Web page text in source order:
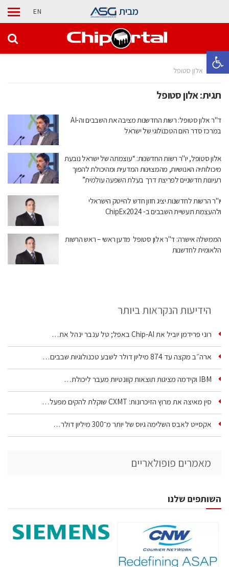
פתח סרגל נגישות
מבית EN
בית אלון סטופל
תגית:אלון סטופל
ד"ר אלון סטופל: רשות החדשנות מציבה את השבבים וה-AI
במרכז סדר היום הטכנולוגי של ישראל
אלון סטופל, יו"ר רשות החדשנות: “עוצמתה של ישראל נובעת
מיכולותיה האנושיות, מהמצוינות המדעית ומהיכולת להפוך
רעיונות חדשניים לפריצת דרך בעלת השפעה עולמית”
יו"ר הרשות לחדשנות יציג חזון חדש להייטק הישראלי
ולהעצמת תעשיית השבבים ב- ChipEx2024
הממשלה אישרה: ד"ר אלון סטופל מדען ראשי – ראש הרשות
הלאומית לחדשנות
הידיעות הנקראות ביותר
רוני פרידמן יוביל את Chip‑AI באפל; טל ענבר ינהל את…
ארה״ב מקצה עד 874 מיליון דולר לשבע טכנולוגיות שבבים…
IBM וקידמה מציגות תוצאות קוונטיות מעבר ליכולת…
סין מאיצה את מרוץ הזיכרונות: CXMT שוקלת להקים מפעל…
אקסייט לאבס השלימה גיוס של יותר מ־300 מיליון דולר…
מאמרים פופולאריים
השותפים שלנו